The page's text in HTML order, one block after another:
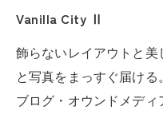
Vanilla City Ⅱ
飾らないレイアウトと
と写真をまっすぐ届け
ブログ・オウンドメディ